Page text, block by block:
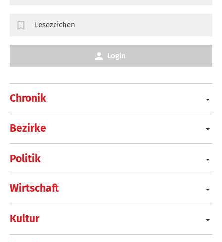
Chronik
Bezirke
Politik
Wirtschaft
Kultur
Lesezeichen
Login